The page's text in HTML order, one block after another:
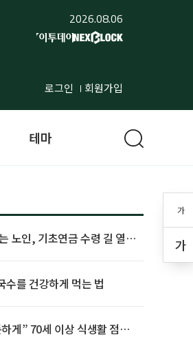
2026.08.06
로그인 회원가입
가
가
테마
노인, 기초연금 수령 길 열린
수를 건강하게 먹는 법
게” 70세 이상 식생활 점수